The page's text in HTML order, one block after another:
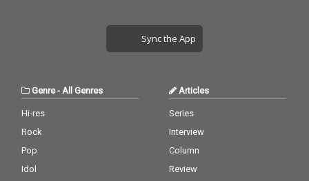
Sync the App
Genre-All Genres
Hi-res
Rock
Pop
Idol
Articles
Series
Interview
Column
Review